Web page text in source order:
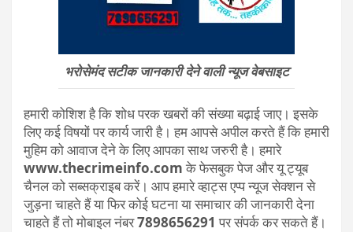
भरोसेमंद सटीक जानकारी देने वाली न्यूज वेबसाइट
हमारी कोशिश है कि शोध परक खबरों की संख्या बढ़ाई जाए। इसके
लिए कई विषयों पर कार्य जारी है। हम आपसे अपील करते हैं कि हमारी
मुहिम को आवाज देने के लिए आपका साथ जरुरी है। हमारे
www.thecrimeinfo.comके फेसबुक पेज और यू ट्यूब
चैनल को सब्सक्राइब करें। आप हमारे व्हाट्स एप्प न्यूज सेक्शन से
जुड़ना चाहते हैं या फिर कोई घटना या समाचार की जानकारी देना
चाहते हैं तो मोबाइल नंबर7898656291 पर संपर्क कर सकते हैं।